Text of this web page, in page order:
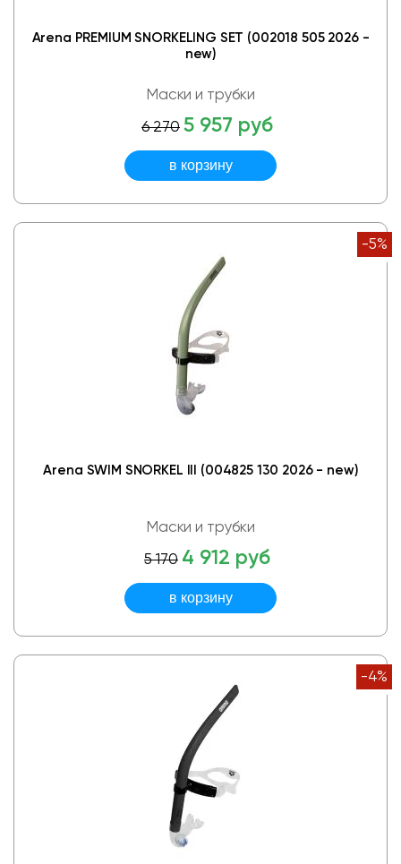
Arena PREMIUM SNORKELING SET (002018 505 2026 -
new)
Маски и трубки
6 270 5 957 руб
-5%
Arena SWIM SNORKEL III (004825 130 2026 - new)
Маски и трубки
5 170 4 912 руб
-4%